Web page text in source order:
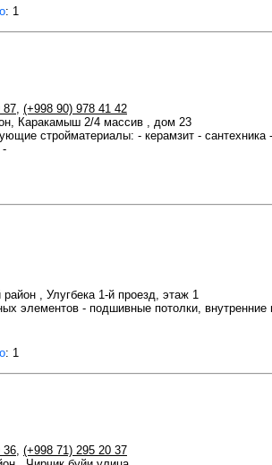
: 1
87, (+998 90) 978 41 42
Каракамыш 2/4 массив , дом 23
стройматериалы: - керамзит - сантехника
-
, Улугбека 1-й проезд, этаж 1
элементов - подшивные потолки,
: 1
36, (+998 71) 295 20 37